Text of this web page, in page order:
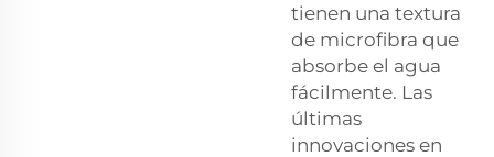
tienen una textura
de microfibra que
absorbe el agua
fácilmente. Las
últimas
innovaciones en